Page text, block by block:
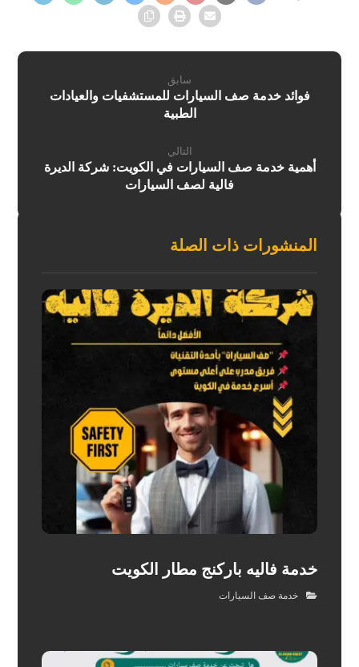
سابق
فوائد خدمة صف السيارات للمستشفيات والعيادات
الطبية
التالي
أهمية خدمة صف السيارات في الكويت: شركة الديرة
فالية لصف السيارات
المنشورات ذات الصلة
خدمة فاليه باركنج مطار الكويت
خدمة صف السيارات